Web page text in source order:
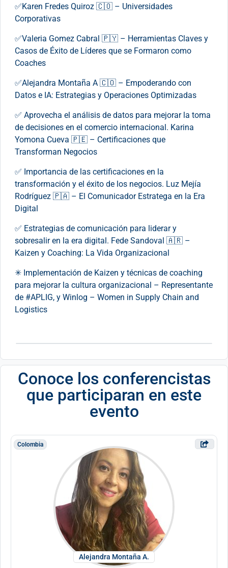
✅Karen Fredes Quiroz 🇨🇴 – Universidades
Corporativas
✅Valeria Gomez Cabral 🇵🇾 – Herramientas Claves y
Casos de Éxito de Líderes que se Formaron como
Coaches
✅Alejandra Montaña A 🇨🇴 – Empoderando con
Datos e IA: Estrategias y Operaciones Optimizadas
✅ Aprovecha el análisis de datos para mejorar la toma
de decisiones en el comercio internacional. Karina
Yomona Cueva 🇵🇪 – Certificaciones que
Transforman Negocios
✅ Importancia de las certificaciones en la
transformación y el éxito de los negocios. Luz Mejía
Rodríguez 🇵🇦 – El Comunicador Estratega en la Era
Digital
✅ Estrategias de comunicación para liderar y
sobresalir en la era digital. Fede Sandoval 🇦🇷 –
Kaizen y Coaching: La Vida Organizacional
✳ Implementación de Kaizen y técnicas de coaching
para mejorar la cultura organizacional – Representante
de #APLIG, y Winlog – Women in Supply Chain and
Logistics
Conoce los conferencistas
que participaran en este
evento
Colombia
Alejandra Montaña A.